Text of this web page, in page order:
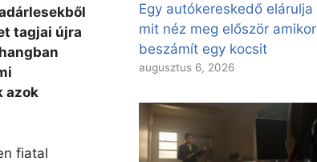
tagjai újra
azok
fiatal
Egy autókereskedő elárulja
mit néz meg először amikor
beszámít egy kocsit
augusztus 6, 2026